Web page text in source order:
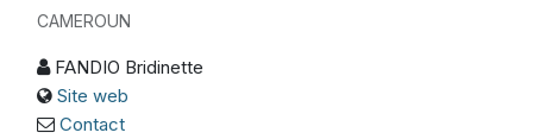
CAMEROUN
FANDIO Bridinette
Site web
Contact